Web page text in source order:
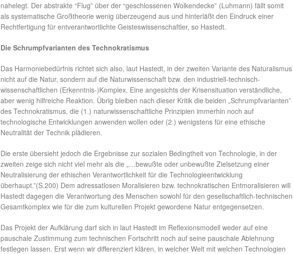
nahelegt. Der abstrakte “Flug” über der “geschlossenen Wolkendecke” (Luhmann) fällt somit
als systematische Großtheorie wenig überzeugend aus und hinterläßt den Eindruck einer
Rechtfertigung für entverantwortlichte Geisteswissenschaftler, so Hastedt.
Die Schrumpfvarianten des Technokratismus
Das Harmoniebedürfnis richtet sich also, laut Hastedt, in der zweiten Variante des Naturalismus
nicht auf die Natur, sondern auf die Naturwissenschaft bzw. den industriell-technisch-
wissenschaftlichen (Erkenntnis-)Komplex. Eine angesichts der Krisensituation verständliche,
aber wenig hilfreiche Reaktion. Übrig bleiben nach dieser Kritik die beiden „Schrumpfvarianten”
des Technokratismus, die (1.) naturwissenschaftliche Prinzipien immerhin noch auf
technologische Entwicklungen anwenden wollen oder (2.) wenigstens für eine ethische
Neutralität der Technik plädieren.
Die erste übersieht jedoch die Ergebnisse zur sozialen Bedingtheit von Technologie, in der
zweiten zeige sich nicht viel mehr als die „…bewußte oder unbewußte Zielsetzung einer
Neutralisierung der ethischen Verantwortlichkeit für die Technologieentwicklung
überhaupt.”(S.200) Dem adressatlosen Moralisieren bzw. technokratischen Entmoralisieren will
Hastedt dagegen die Verantwortung des Menschen sowohl für den gesellschaftlich-technischen
Gesamtkomplex wie für die zum kulturellen Projekt gewordene Natur entgegensetzen.
Das Projekt der Aufklärung darf sich in laut Hastedt im Reflexionsmodell weder auf eine
pauschale Zustimmung zum technischen Fortschritt noch auf seine pauschale Ablehnung
festlegen lassen. Erst wenn wir differenziert klären, in welcher Welt mit welchen Technologien